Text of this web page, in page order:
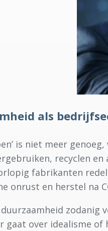
als
is niet meer
recyclen
fabrikanten
onrust en herstel na
zodanig
gaat over idealisme